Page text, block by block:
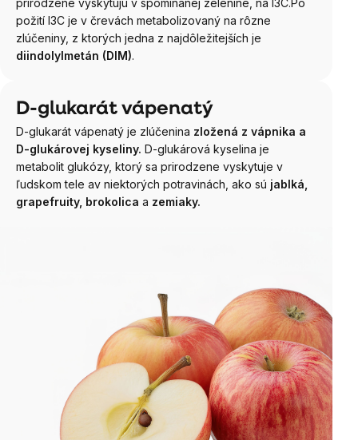
prirodzene vyskytujú v spomínanej zelenine, na I3C.Po
požití I3C je v črevách metabolizovaný na rôzne
zlúčeniny, z ktorých jedna z najdôležitejších je
diindolylmetán (DIM).
D-glukarát vápenatý
D-glukarát vápenatý je zlúčenina zložená z vápnika a
D-glukárovej kyseliny. D-glukárová kyselina je
metabolit glukózy, ktorý sa prirodzene vyskytuje v
ľudskom tele av niektorých potravinách, ako sú jablká,
grapefruity, brokolica a zemiaky.